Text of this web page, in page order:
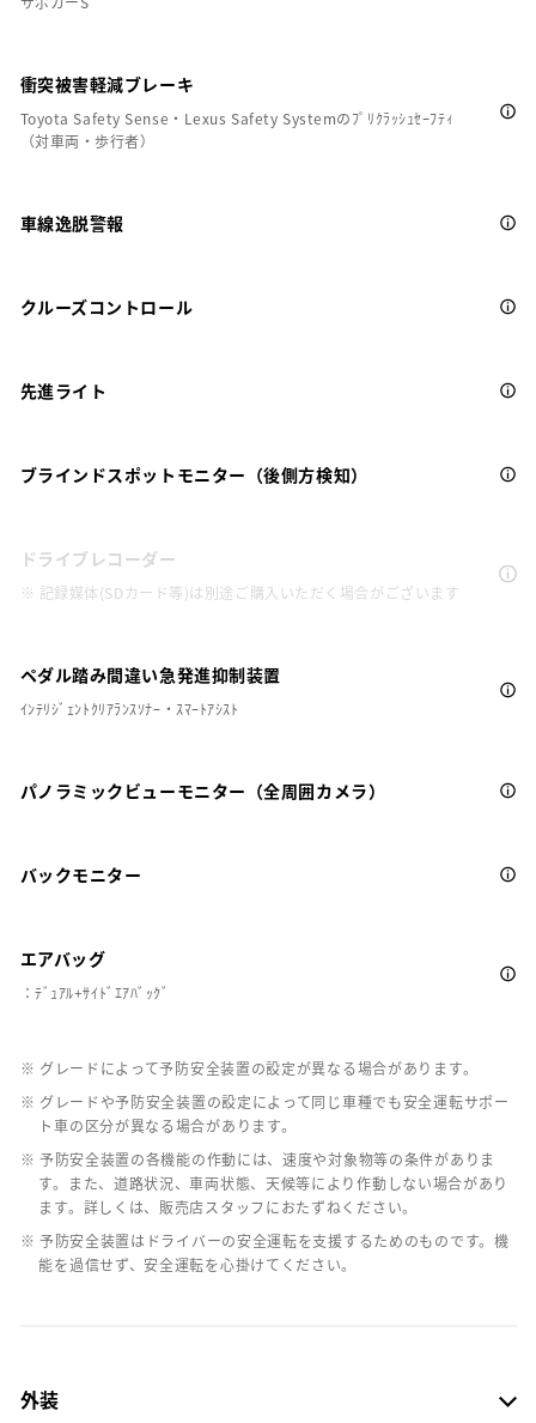
衝突被害軽減ブレーキ
Toyota Safety Sense・Lexus Safety Systemのﾌﾟﾘｸﾗｯｼｭｾｰﾌﾃｨ
（対車両・歩行者）
車線逸脱警報
クルーズコントロール
先進ライト
ブラインドスポットモニター（後側方検知）
ドライブレコーダー
※ 記録媒体(SDカード等)は別途ご購入いただく場合がございます
ペダル踏み間違い急発進抑制装置
ｲﾝﾃﾘｼﾞｪﾝﾄｸﾘｱﾗﾝｽｿﾅｰ・ｽﾏｰﾄｱｼｽﾄ
パノラミックビューモニター（全周囲カメラ）
バックモニター
エアバッグ
：ﾃﾞｭｱﾙ+ｻｲﾄﾞｴｱﾊﾞｯｸﾞ
※ グレードによって予防安全装置の設定が異なる場合があります。
※ グレードや予防安全装置の設定によって同じ車種でも安全運転サポー
ト車の区分が異なる場合があります。
※ 予防安全装置の各機能の作動には、速度や対象物等の条件がありま
す。また、道路状況、車両状態、天候等により作動しない場合があり
ます。詳しくは、販売店スタッフにおたずねください。
※ 予防安全装置はドライバーの安全運転を支援するためのものです。機
能を過信せず、安全運転を心掛けてください。
外装